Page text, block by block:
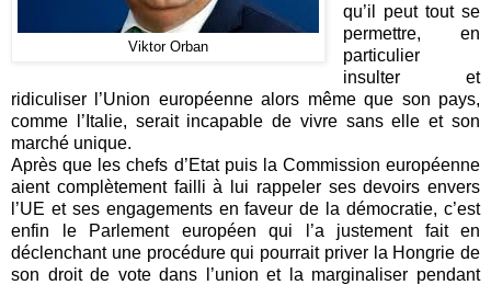
Viktor Orban
qu’il peut tout se
permettre, en
particulier
insulter et
ridiculiser l’Union européenne alors même que son pays,
comme l’Italie, serait incapable de vivre sans elle et son
marché unique.
Après que les chefs d’Etat puis la Commission européenne
aient complètement failli à lui rappeler ses devoirs envers
l’UE et ses engagements en faveur de la démocratie, c’est
enfin le Parlement européen qui l’a justement fait en
déclenchant une procédure qui pourrait priver la Hongrie de
son droit de vote dans l’union et la marginaliser pendant